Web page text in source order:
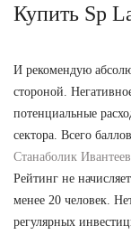
Купить Sp
И рекомендую
стороной.
потенциальные
сектора. Всего
Станаболик
Рейтинг не
менее 20 человек.
регулярных